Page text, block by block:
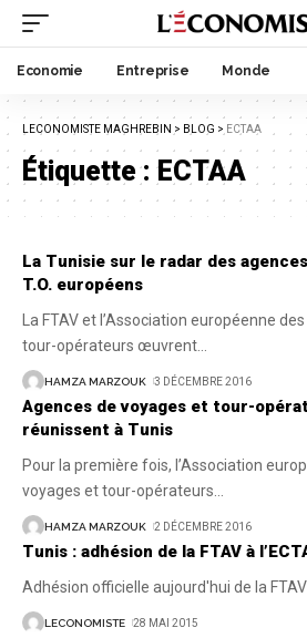
Economie Entreprise Monde
LECONOMISTE MAGHREBIN > BLOG > ECTAA
Étiquette :ECTAA
La Tunisie sur le radar des
T.O. européens
La FTAV et l’Association européenne
tour-opérateurs œuvrent
HAMZA MARZOUK 3 DÉCEMBRE 2016
Agences de voyages et tour-
réunissent à Tunis
Pour la première fois, l’Association
voyages et tour-opérateurs
HAMZA MARZOUK 2 DÉCEMBRE 2016
Tunis : adhésion de la FTAV à
Adhésion officielle aujourd'hui de la FTAV
LECONOMISTE 28 MAI 2015